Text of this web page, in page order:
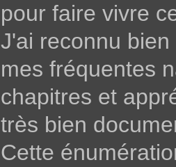
pour faire vivre
J'ai reconnu
mes fréquentes
chapitres et
très bien
Cette